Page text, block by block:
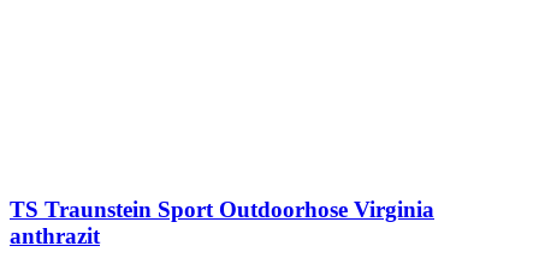
TS Traunstein Sport Outdoorhose Virginia
anthrazit